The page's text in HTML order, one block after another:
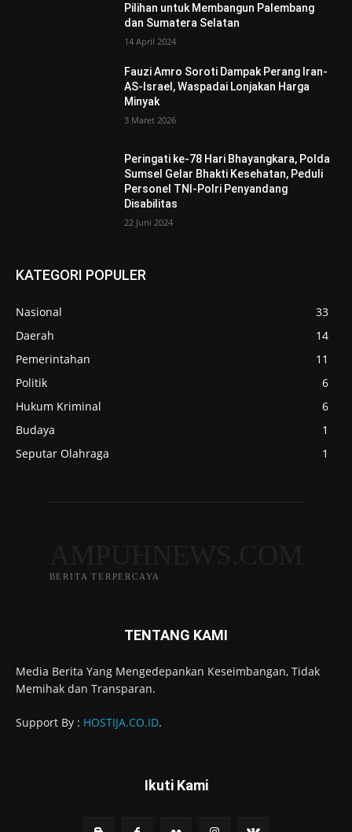
Pilihan untuk Membangun Palembang
dan Sumatera Selatan
14 April 2024
Fauzi Amro Soroti Dampak Perang Iran-
AS-Israel, Waspadai Lonjakan Harga
Minyak
3 Maret 2026
Peringati ke-78 Hari Bhayangkara, Polda
Sumsel Gelar Bhakti Kesehatan, Peduli
Personel TNI-Polri Penyandang
Disabilitas
22 Juni 2024
KATEGORI POPULER
Nasional
33
Daerah
14
Pemerintahan
11
Politik
6
Hukum Kriminal
6
Budaya
1
Seputar Olahraga
1
BERITA TERPERCAYA
TENTANG KAMI
Media Berita Yang Mengedepankan Keseimbangan, Tidak
Memihak dan Transparan.
Support By : HOSTIJA.CO.ID.
Ikuti Kami